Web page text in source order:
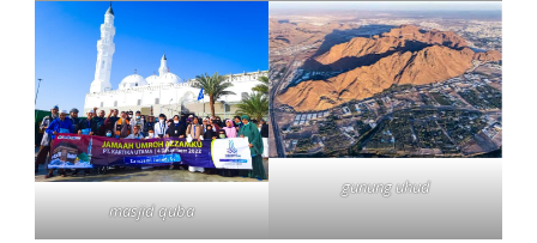
masjid quba
gunung uhud